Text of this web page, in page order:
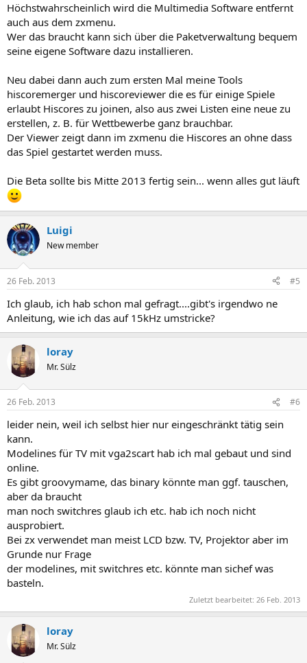
Höchstwahrscheinlich wird die Multimedia Software entfernt
auch aus dem zxmenu.
Wer das braucht kann sich über die Paketverwaltung bequem
seine eigene Software dazu installieren.
Neu dabei dann auch zum ersten Mal meine Tools
hiscoremerger und hiscoreviewer die es für einige Spiele
erlaubt Hiscores zu joinen, also aus zwei Listen eine neue zu
erstellen, z. B. für Wettbewerbe ganz brauchbar.
Der Viewer zeigt dann im zxmenu die Hiscores an ohne dass
das Spiel gestartet werden muss.
Die Beta sollte bis Mitte 2013 fertig sein... wenn alles gut läuft
Luigi
New member
26 Feb. 2013 #5
Ich glaub, ich hab schon mal gefragt....gibt's irgendwo ne
Anleitung, wie ich das auf 15kHz umstricke?
loray
Mr. Sülz
26 Feb. 2013 #6
leider nein, weil ich selbst hier nur eingeschränkt tätig sein
kann.
Modelines für TV mit vga2scart hab ich mal gebaut und sind
online.
Es gibt groovymame, das binary könnte man ggf. tauschen,
aber da braucht
man noch switchres glaub ich etc. hab ich noch nicht
ausprobiert.
Bei zx verwendet man meist LCD bzw. TV, Projektor aber im
Grunde nur Frage
der modelines, mit switchres etc. könnte man sichef was
basteln.
Zuletzt bearbeitet: 26 Feb. 2013
loray
Mr. Sülz